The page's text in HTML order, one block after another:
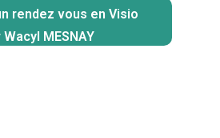
rendez vous en Visio
Wacyl MESNAY